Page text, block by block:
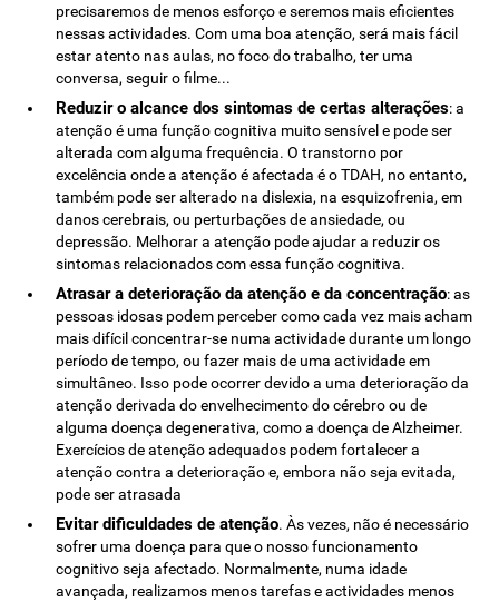
precisaremos de menos esforço e seremos mais eficientes
nessas actividades. Com uma boa atenção, será mais fácil
estar atento nas aulas, no foco do trabalho, ter uma
conversa, seguir o filme...
Reduzir o alcance dos sintomas de certas alterações: a
atenção é uma função cognitiva muito sensível e pode ser
alterada com alguma frequência. O transtorno por
excelência onde a atenção é afectada é o TDAH, no entanto,
também pode ser alterado na dislexia, na esquizofrenia, em
danos cerebrais, ou perturbações de ansiedade, ou
depressão. Melhorar a atenção pode ajudar a reduzir os
sintomas relacionados com essa função cognitiva.
Atrasar a deterioração da atenção e da concentração: as
pessoas idosas podem perceber como cada vez mais acham
mais difícil concentrar-se numa actividade durante um longo
período de tempo, ou fazer mais de uma actividade em
simultâneo. Isso pode ocorrer devido a uma deterioração da
atenção derivada do envelhecimento do cérebro ou de
alguma doença degenerativa, como a doença de Alzheimer.
Exercícios de atenção adequados podem fortalecer a
atenção contra a deterioração e, embora não seja evitada,
pode ser atrasada
Evitar dificuldades de atenção. Às vezes, não é necessário
sofrer uma doença para que o nosso funcionamento
cognitivo seja afectado. Normalmente, numa idade
avançada, realizamos menos tarefas e actividades menos